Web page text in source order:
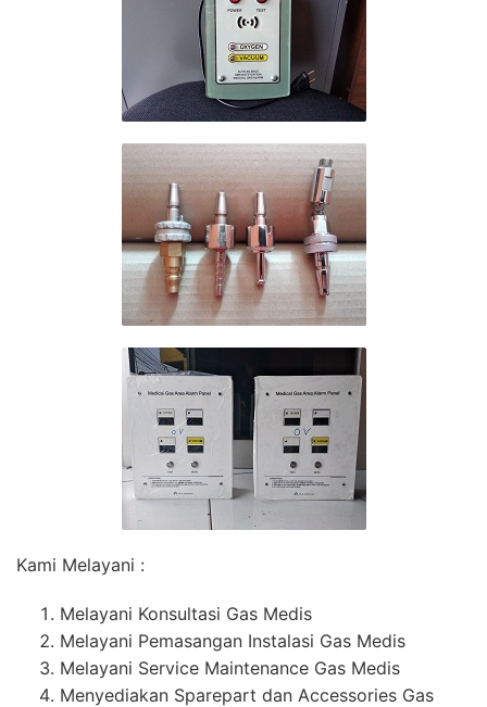
Kami Melayani :
Melayani Konsultasi Gas Medis
Melayani Pemasangan Instalasi Gas Medis
Melayani Service Maintenance Gas Medis
Menyediakan Sparepart dan Accessories Gas